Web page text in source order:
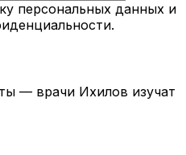
персональных данных и
.
— врачи Ихилов изучат